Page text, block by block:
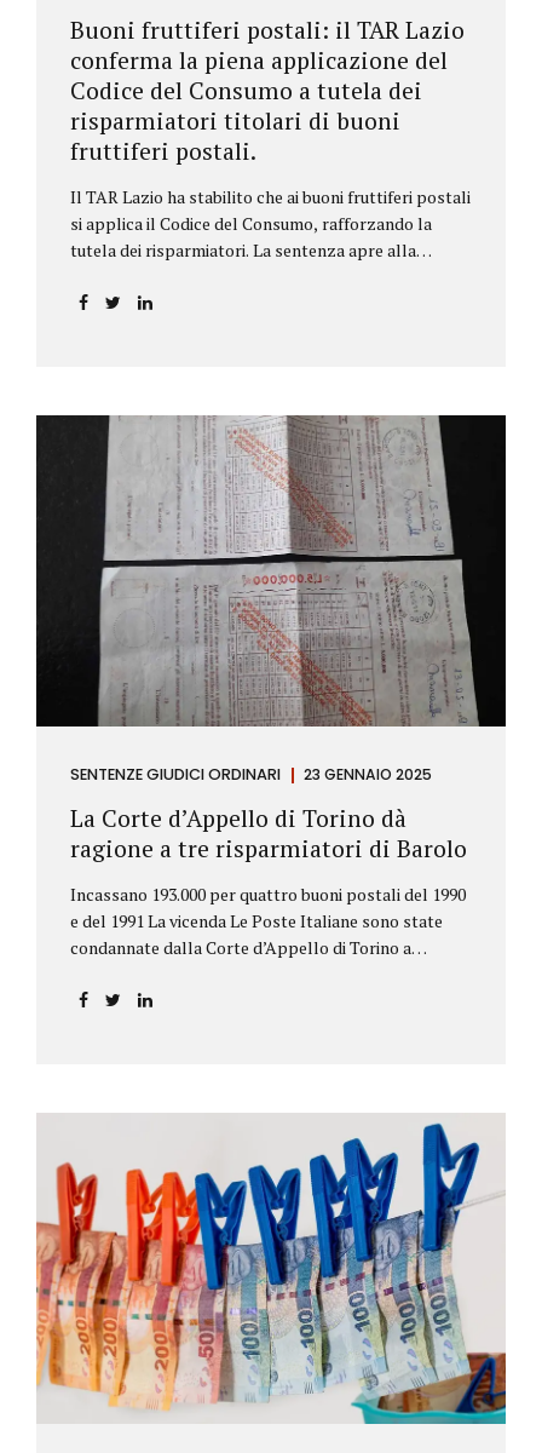
Buoni fruttiferi postali: il TAR Lazio
conferma la piena applicazione del
Codice del Consumo a tutela dei
risparmiatori titolari di buoni
fruttiferi postali.
Il TAR Lazio ha stabilito che ai buoni fruttiferi postali
si applica il Codice del Consumo, rafforzando la
tutela dei risparmiatori. La sentenza apre alla
capitale o interessi per mancanza di informazioni
SENTENZE GIUDICI ORDINARI 23 GENNAIO 2025
La Corte d’Appello di Torino dà
ragione a tre risparmiatori di Barolo
Incassano 193.000 per quattro buoni postali del 1990
e del 1991 La vicenda Le Poste Italiane sono state
condannate dalla Corte d’Appello di Torino a
per oltre 193.000,00 euro: la sentenza ribalta la
causa di una modifica dei rendimenti risalente al 1986,
precedente alla loro sottoscrizione, e di un timbro
che Poste aveva messo sopra la tabella, la quale
riportava un generico...